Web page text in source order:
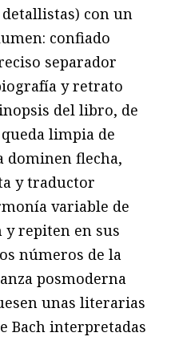
con un
confiado
separador
y retrato
del libro, de
limpia de
dominen flecha,
y traductor
variable de
y repiten en sus
números de la
posmoderna
unas literarias
Bach interpretadas